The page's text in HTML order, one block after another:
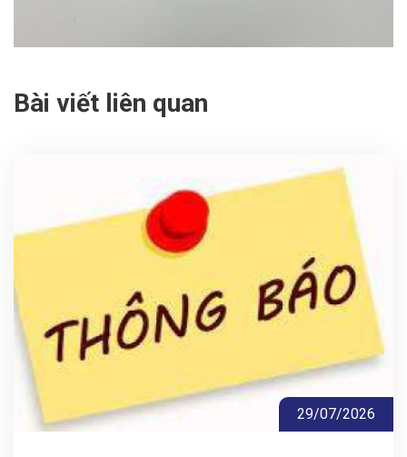
Bài viết liên quan
29/07/2026